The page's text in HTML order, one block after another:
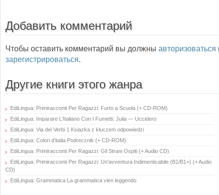
Добавить комментарий
Чтобы оставить комментарий вы должны авторизоваться
зарегистрироваться.
Другие книги этого жанра
EdiLingua: Primiracconti Per Ragazzi: Furto a Scuola (+ CD-ROM)
EdiLingua: Imparare L'Italiano Con I Fumetti: Julia — Uccidero
EdiLingua: Via dei Verbi 1 Ksiazka z kluczem odpowiedzi
EdiLingua: Colori d'italia Podrecznik (+ CD-ROM)
EdiLingua: Primiracconti Per Ragazzi: Gli Strani Ospiti (+ Audio CD)
EdiLingua: Primiracconti Per Ragazzi: Un'avventura Indimenticabile (B1/B1+) (+ Audio
CD)
EdiLingua: Grammatica La grammatica vien leggendo